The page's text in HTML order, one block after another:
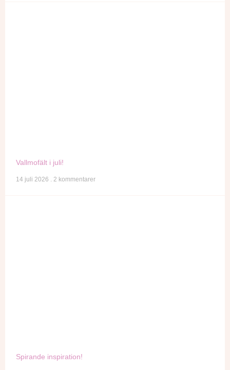
Vallmofält i juli!
14 juli 2026 2 kommentarer
Spirande inspiration!